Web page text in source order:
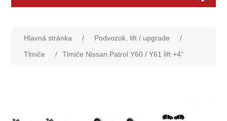
Hlavná stránka / Podvozok, lift / upgrade
/
Tlmiče
/ Tlmiče Nissan Patrol Y60 / Y61 lift +4"